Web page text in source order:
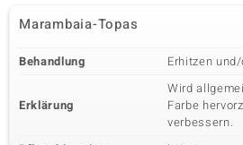
Marambaia-Topas
Behandlung Erhitzen
Erklärung
Wird
Farbe
verbessern.